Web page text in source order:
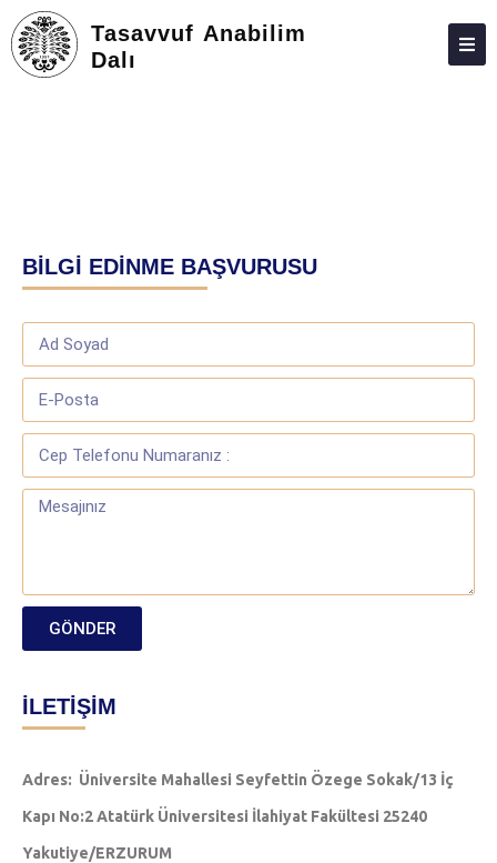
Tasavvuf Anabilim
Dalı
TOPLUMA KATKI
ADAY ÖĞRENCILER
İLETIŞIM
BİLGİ EDİNME BAŞVURUSU
GÖNDER
İLETİŞİM
Adres: Üniversite Mahallesi Seyfettin Özege Sokak/13 İç
Kapı No:2 Atatürk Üniversitesi İlahiyat Fakültesi 25240
Yakutiye/ERZURUM